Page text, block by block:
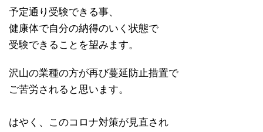
予定通り受験できる事、
健康体で自分の納得のいく状態で
受験できることを望みます。
沢山の業種の方が再び蔓延防止措置で
ご苦労されると思います。
はやく、このコロナ対策が見直され